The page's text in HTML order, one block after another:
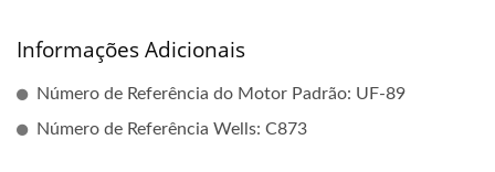
Informações Adicionais
Número de Referência do Motor Padrão: UF-89
Número de Referência Wells: C873